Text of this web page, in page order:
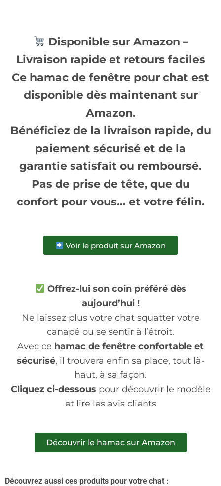
Disponible sur Amazon –
Livraison rapide et retours faciles
Ce hamac de fenêtre pour chat est
disponible dès maintenant sur
Amazon.
Bénéficiez de la livraison rapide, du
paiement sécurisé et de la
garantie satisfait ou remboursé.
Pas de prise de tête, que du
confort pour vous… et votre félin.
Voir le produit sur Amazon
Offrez-lui son coin préféré dès
aujourd’hui !
Ne laissez plus votre chat squatter votre
canapé ou se sentir à l’étroit.
Avec ce hamac de fenêtre confortable et
sécurisé, il trouvera enfin sa place, tout là-
haut, à sa façon.
Cliquez ci-dessous pour découvrir le modèle
et lire les avis clients
Découvrir le hamac sur Amazon
Découvrez aussi ces produits pour votre chat :